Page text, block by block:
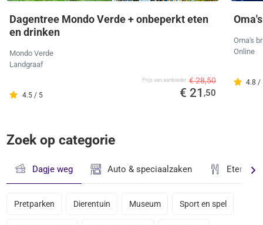
Dagentree Mondo Verde + onbeperkt eten
en drinken
Mondo Verde
Landgraaf
4.5 / 5
Prijs van aanbieder € 28,50
€ 21 ,50
Oma's
Online
4.8 /
Zoek op categorie
Dagje weg Auto & speciaalzaken Eten &
Pretparken Dierentuin Museum Sport en spel